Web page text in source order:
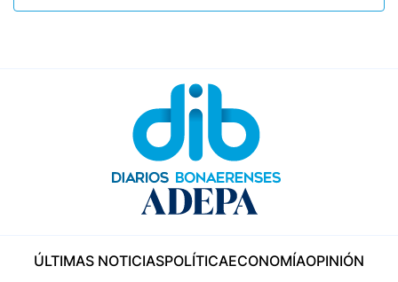
ÚLTIMAS NOTICIASPOLÍTICAECONOMÍAOPINIÓN